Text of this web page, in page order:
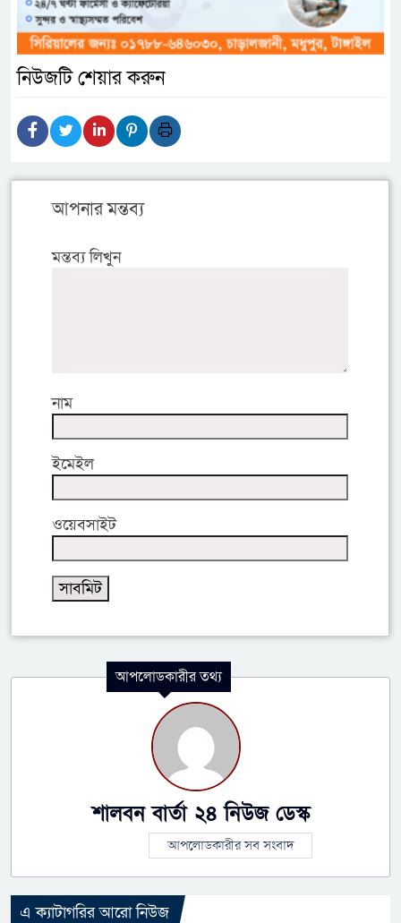
নিউজটি শেয়ার করুন
আপনার মন্তব্য
মন্তব্য লিখুন
নাম
ইমেইল
ওয়েবসাইট
আপলোডকারীর তথ্য
শালবন বার্তা ২৪ নিউজ ডেস্ক
আপলোডকারীর সব সংবাদ
এ ক্যাটাগরির আরো নিউজ